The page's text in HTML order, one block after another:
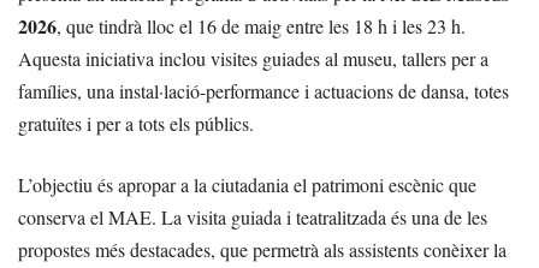
2026, que tindrà lloc el 16 de maig entre les 18 h i les 23 h.
Aquesta iniciativa inclou visites guiades al museu, tallers per a
famílies, una instal·lació-performance i actuacions de dansa, totes
gratuïtes i per a tots els públics.
L’objectiu és apropar a la ciutadania el patrimoni escènic que
conserva el MAE. La visita guiada i teatralitzada és una de les
propostes més destacades, que permetrà als assistents conèixer la